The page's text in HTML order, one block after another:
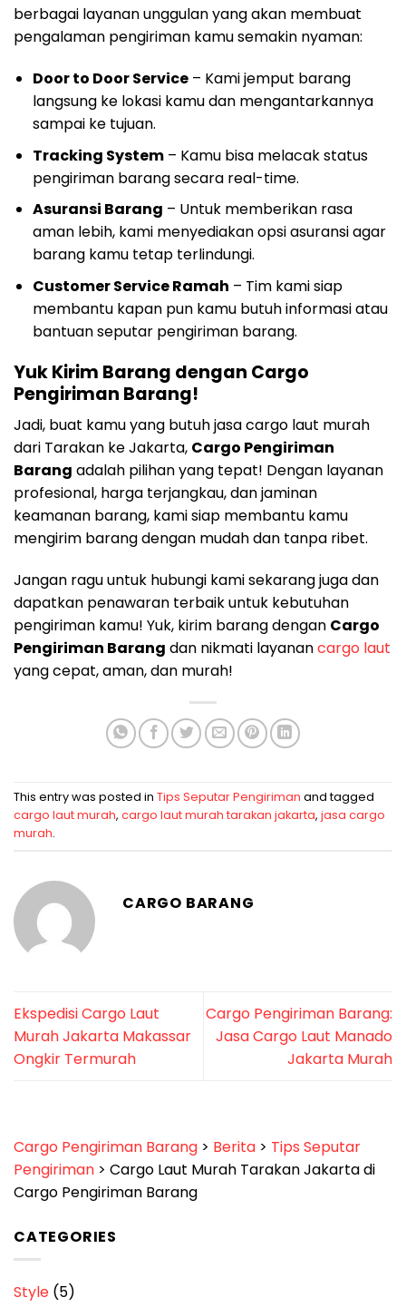
berbagai layanan unggulan yang akan membuat
pengalaman pengiriman kamu semakin nyaman:
Door to Door Service– Kami jemput barang
langsung ke lokasi kamu dan mengantarkannya
sampai ke tujuan.
Tracking System– Kamu bisa melacak status
pengiriman barang secara real-time.
Asuransi Barang – Untuk memberikan rasa
aman lebih, kami menyediakan opsi asuransi agar
barang kamu tetap terlindungi.
Customer Service Ramah – Tim kami siap
membantu kapan pun kamu butuh informasi atau
bantuan seputar pengiriman barang.
Yuk Kirim Barang dengan Cargo
Pengiriman Barang!
Jadi, buat kamu yang butuh jasa cargo laut murah
dari Tarakan ke Jakarta, Cargo Pengiriman
Barang adalah pilihan yang tepat! Dengan layanan
profesional, harga terjangkau, dan jaminan
keamanan barang, kami siap membantu kamu
mengirim barang dengan mudah dan tanpa ribet.
Jangan ragu untuk hubungi kami sekarang juga dan
dapatkan penawaran terbaik untuk kebutuhan
pengiriman kamu! Yuk, kirim barang dengan Cargo
Pengiriman Barang dan nikmati layanancargo laut
yang cepat, aman, dan murah!
This entry was posted in Tips Seputar Pengiriman and tagged
cargo laut murah, cargo laut murah tarakan jakarta, jasa cargo
murah.
CARGO BARANG
Ekspedisi Cargo Laut
Murah Jakarta Makassar
Ongkir Termurah
Cargo Pengiriman Barang:
Jasa Cargo Laut Manado
Jakarta Murah
Cargo Pengiriman Barang > Berita > Tips Seputar
Pengiriman > Cargo Laut Murah Tarakan Jakarta di
Cargo Pengiriman Barang
CATEGORIES
Style (5)